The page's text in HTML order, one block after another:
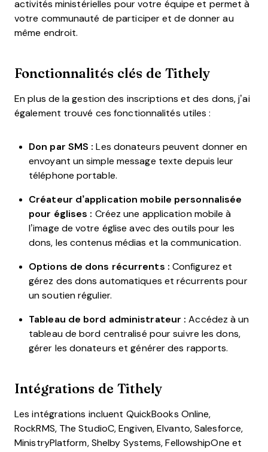
activités ministérielles pour votre équipe et permet à
votre communauté de participer et de donner au
même endroit.
Fonctionnalités clés de Tithely
En plus de la gestion des inscriptions et des dons, j’ai
également trouvé ces fonctionnalités utiles :
Don par SMS : Les donateurs peuvent donner en
envoyant un simple message texte depuis leur
téléphone portable.
Créateur d’application mobile personnalisée
pour églises : Créez une application mobile à
l’image de votre église avec des outils pour les
dons, les contenus médias et la communication.
Options de dons récurrents : Configurez et
gérez des dons automatiques et récurrents pour
un soutien régulier.
Tableau de bord administrateur : Accédez à un
tableau de bord centralisé pour suivre les dons,
gérer les donateurs et générer des rapports.
Intégrations de Tithely
Les intégrations incluent QuickBooks Online,
RockRMS, The StudioC, Engiven, Elvanto, Salesforce,
MinistryPlatform, Shelby Systems, FellowshipOne et